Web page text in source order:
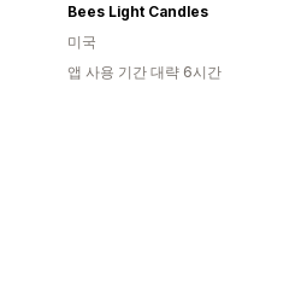
Bees Light Candles
미국
앱 사용 기간 대략 6시간